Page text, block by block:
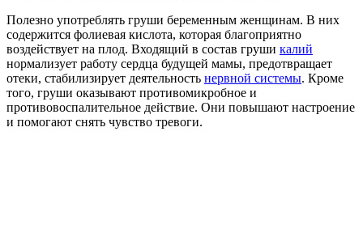
Полезно употреблять груши беременным женщинам. В них
содержится фолиевая кислота, которая благоприятно
воздействует на плод. Входящий в состав груши калий
нормализует работу сердца будущей мамы, предотвращает
отеки, стабилизирует деятельность нервной системы. Кроме
того, груши оказывают противомикробное и
противовоспалительное действие. Они повышают настроение
и помогают снять чувство тревоги.